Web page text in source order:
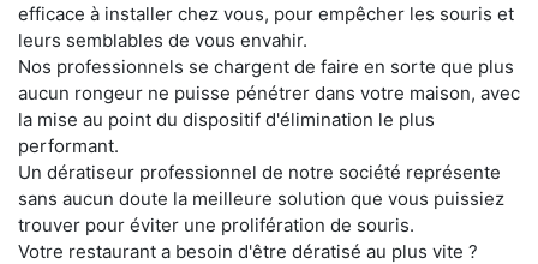
efficace à installer chez vous, pour empêcher les souris et
leurs semblables de vous envahir.
Nos professionnels se chargent de faire en sorte que plus
aucun rongeur ne puisse pénétrer dans votre maison, avec
la mise au point du dispositif d'élimination le plus
performant.
Un dératiseur professionnel de notre société représente
sans aucun doute la meilleure solution que vous puissiez
trouver pour éviter une prolifération de souris.
Votre restaurant a besoin d'être dératisé au plus vite ?